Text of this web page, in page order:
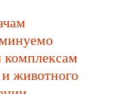
и животного